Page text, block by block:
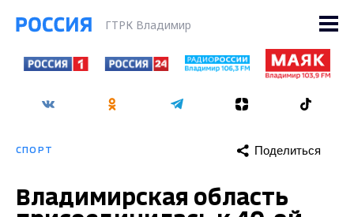
ГТРК Владимир
СПОРТ Поделиться
Владимирская область